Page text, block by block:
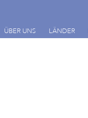
ÜBER UNS LÄNDER